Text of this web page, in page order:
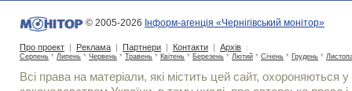
© 2005-2026 Інформ-агенція «Чернігівський монітор»
Про проект | Реклама | Партнери | Контакти | Архів :
Серпень * Липень * Червень * Травень * Квітень * Березень * Лютий * Січень * Грудень *
Всі права на матеріали, які містить цей сайт, охороняються у